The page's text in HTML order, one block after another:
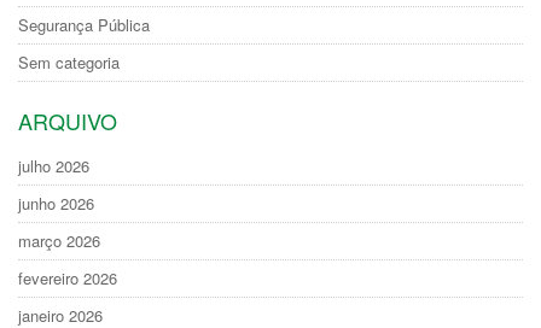
Segurança Pública
Sem categoria
ARQUIVO
julho 2026
junho 2026
março 2026
fevereiro 2026
janeiro 2026